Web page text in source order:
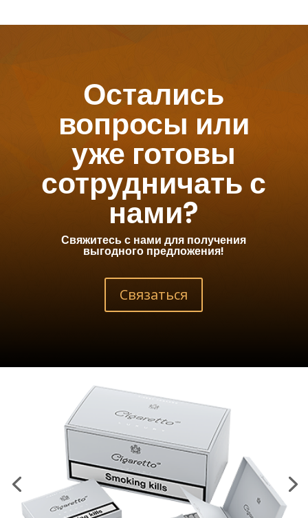
Остались
вопросы или
уже готовы
сотрудничать с
нами?
Свяжитесь с нами для получения
выгодного предложения!
Связаться